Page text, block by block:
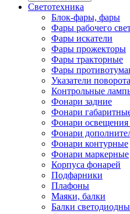
Светотехника
Блок-фары, фары
Фары рабочего
Фары искатели
Фары прожекторы
Фары тракторные
Фары
Указатели
Контрольные
Фонари задние
Фонари
Фонари освещения
Фонари
Фонари контурные
Фонари маркерные
Корпуса фонарей
Подфарники
Плафоны
Маяки, балки
Балки